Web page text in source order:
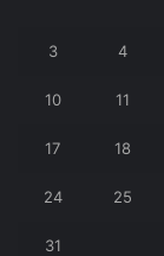
3 4
10 11
17 18
24 25
31